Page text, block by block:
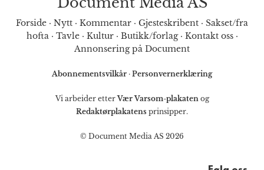
Forside · Nytt · Kommentar · Gjesteskribent · Sakset/fra
hofta· Tavle· Kultur· Butikk/forlag· Kontakt oss·
Annonsering på Document
Abonnementsvilkår · Personvernerklæring
Vi arbeider etterVær Varsom-plakatenog
Redaktørplakatens prinsipper.
© Document Media AS 2026